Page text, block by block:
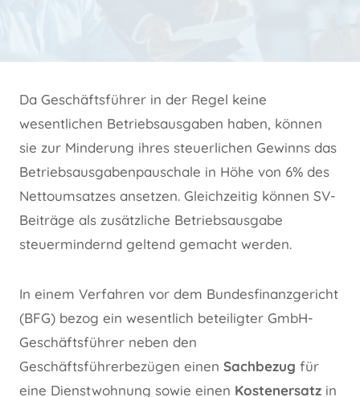
Da Geschäftsführer in der Regel keine
wesentlichen Betriebsausgaben haben, können
sie zur Minderung ihres steuerlichen Gewinns das
Betriebsausgabenpauschale in Höhe von 6% des
Nettoumsatzes ansetzen. Gleichzeitig können SV-
Beiträge als zusätzliche Betriebsausgabe
steuermindernd geltend gemacht werden.
In einem Verfahren vor dem Bundesfinanzgericht
(BFG) bezog ein wesentlich beteiligter GmbH-
Geschäftsführer neben den
Geschäftsführerbezügen einen Sachbezug für
eine Dienstwohnung sowie einen Kostenersatz in